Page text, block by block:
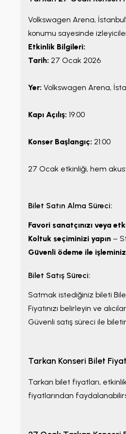
Volkswagen Arena,
konumu sayesinde
Etkinlik Bilgileri:
Tarih: 27 Ocak 2026
Yer: Volkswagen Arena,
Kapı Açılış: 19:00
Konser Başlangıç: 21:00
27 Ocak etkinliği, hem
Bilet Satın Alma Süreci:
Favori sanatçınızı veya
Koltuk seçiminizi yapın –
Güvenli ödeme ile
Bilet Satış Süreci:
Satmak istediğiniz bileti
Fiyatınızı belirleyin ve
Güvenli satış süreci ile
Tarkan Konseri Bilet
Tarkan bilet fiyatları,
fiyatlarından